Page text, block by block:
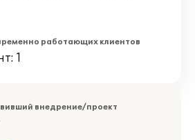
работающих клиентов
1
внедрение/проект